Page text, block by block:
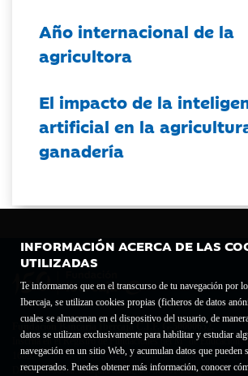
INFORMACIÓN ACERCA DE LAS
UTILIZADAS
Te informamos que en el transcurso de tu navegación por
Ibercaja, se utilizan cookies propias (ficheros de datos
cuales se almacenan en el dispositivo del usuario, de
datos se utilizan exclusivamente para habilitar y estudiar
navegación en un sitio Web, y acumulan datos que pueden
recuperados. Puedes obtener más información, conocer
Año internacional de la
agricultora
El impacto de la
artificial en la
ganadería
Fundación Bancaria Ibercaja C.I.F. G-50000652.
Inscrita en el Registro de Fundaciones del Mº de Educación,
1689.
Domicilio social: Joaquín Costa, 13. 50001 Zaragoza.